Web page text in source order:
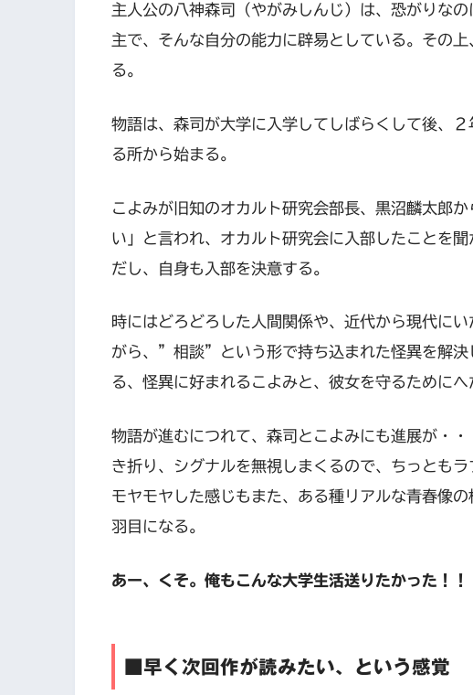
主人公の八神森司（やがみしんじ）は、恐がりな
主で、そんな自分の能力に辟易としている。その
る。
物語は、森司が大学に入学してしばらくして後、
る所から始まる。
こよみが旧知のオカルト研究会部長、黒沼麟太郎
い」と言われ、オカルト研究会に入部したことを
だし、自身も入部を決意する。
時にはどろどろした人間関係や、近代から現代に
がら、”相談”という形で持ち込まれた怪異を解決
る、怪異に好まれるこよみと、彼女を守るためにへ
物語が進むにつれて、森司とこよみにも進展が・
き折り、シグナルを無視しまくるので、ちっとも
モヤモヤした感じもまた、ある種リアルな青春像
羽目になる。
あー、くそ。俺もこんな大学生活送りたかった！！
■早く次回作が読みたい、という感覚